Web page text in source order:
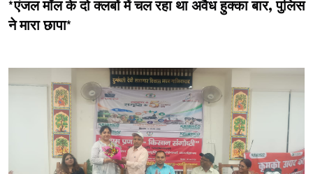
*एंजल मॉल के दो क्लबों में चल रहा था अवैध हुक्का बार, पुलिस
ने मारा छापा*